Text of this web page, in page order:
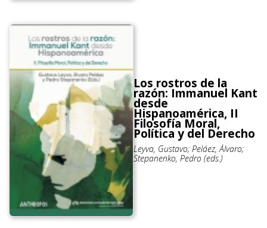
Los rostros de la
razón: Immanuel Kant
desde
Hispanoamérica, II
Filosofía Moral,
Política y del Derecho
Leyva, Gustavo; Peláez, Álvaro;
Stepanenko, Pedro (eds.)